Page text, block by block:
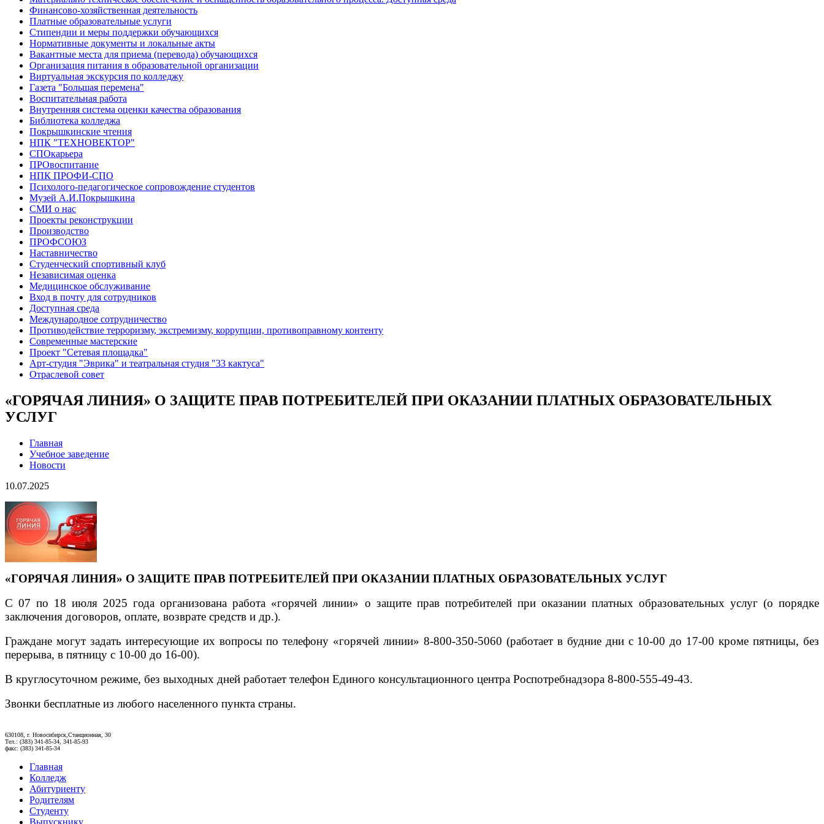
Финансово-хозяйственная деятельность
Платные образовательные услуги
Стипендии и меры поддержки обучающихся
Нормативные документы и локальные акты
Вакантные места для приема (перевода) обучающихся
Организация питания в образовательной организации
Виртуальная экскурсия по колледжу
Газета "Большая перемена"
Воспитательная работа
Внутренняя система оценки качества образования
Библиотека колледжа
Покрышкинские чтения
НПК "ТЕХНОВЕКТОР"
СПОкарьера
ПРОвоспитание
НПК ПРОФИ-СПО
Психолого-педагогическое сопровождение студентов
Музей А.И.Покрышкина
СМИ о нас
Проекты реконструкции
Производство
ПРОФСОЮЗ
Наставничество
Студенческий спортивный клуб
Независимая оценка
Медицинское обслуживание
Вход в почту для сотрудников
Доступная среда
Международное сотрудничество
Противодействие терроризму, экстремизму, коррупции, противоправному контенту
Современные мастерские
Проект "Сетевая площадка"
Арт-студия "Эврика" и театральная студия "33 кактуса"
Отраслевой совет
«ГОРЯЧАЯ ЛИНИЯ» О ЗАЩИТЕ ПРАВ ПОТРЕБИТЕЛЕЙ ПРИ ОКАЗАНИИ ПЛАТНЫХ ОБРАЗОВАТЕЛЬНЫХ
УСЛУГ
Главная
Учебное заведение
Новости
10.07.2025
«ГОРЯЧАЯ ЛИНИЯ» О ЗАЩИТЕ ПРАВ ПОТРЕБИТЕЛЕЙ ПРИ ОКАЗАНИИ ПЛАТНЫХ ОБРАЗОВАТЕЛЬНЫХ УСЛУГ
С 07 по 18 июля 2025 года организована работа «горячей линии» о защите прав потребителей при оказании платных образовательных услуг (опорядке
заключения договоров, оплате, возврате средств и др.).
Граждане могут задать интересующие их вопросы по телефону «горячей линии» 8-800-350-5060 (работает в будние дни с 10-00 до 17-00кроме пятницы, без
перерыва, в пятницу с 10-00 до 16-00).
В круглосуточном режиме, без выходных дней работает телефон Единого консультационного центра Роспотребнадзора 8-800-555-49-43.
Звонки бесплатные из любого населенного пункта страны.
630108, г. Новосибирск,Станционная, 30
Тел.: (383) 341-85-34, 341-85-93
факс: (383) 341-85-34
Главная
Колледж
Абитуриенту
Родителям
Студенту